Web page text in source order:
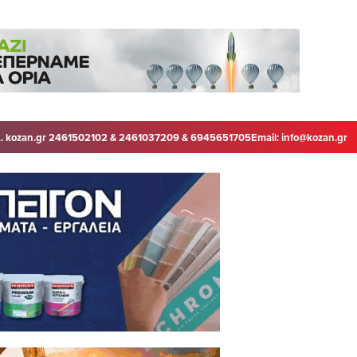
kozan.gr 2461502102 & 2461037209 & 6945651705Email:info@kozan.gr